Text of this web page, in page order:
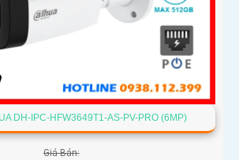
DH-IPC-HFW3649T1-AS-PV-PRO (6MP)
Giá Bán: